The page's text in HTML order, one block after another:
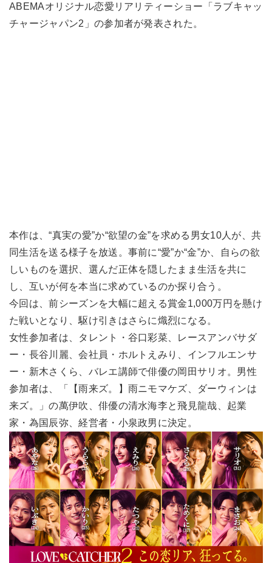
ABEMAオリジナル恋愛リアリティーショー「ラブキャッ
チャージャパン2」の参加者が発表された。
本作は、“真実の愛”か“欲望の金”を求める男女10人が、共
同生活を送る様子を放送。事前に“愛”か“金”か、自らの欲
しいものを選択、選んだ正体を隠したまま生活を共に
し、互いが何を本当に求めているのか探り合う。
今回は、前シーズンを大幅に超える賞金1,000万円を懸け
た戦いとなり、駆け引きはさらに熾烈になる。
女性参加者は、タレント・谷口彩菜、レースアンバサダ
ー・長谷川麗、会社員・ホルトえみり、インフルエンサ
ー・新木さくら、バレエ講師で俳優の岡田サリオ。男性
参加者は、「【雨来ズ。】雨ニモマケズ、ダーウィンは
来ズ。」の萬伊吹、俳優の清水海李と飛見龍哉、起業
家・為国辰弥、経営者・小泉政男に決定。